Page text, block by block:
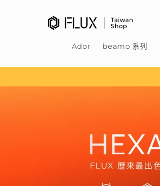
Ador beamo 系列